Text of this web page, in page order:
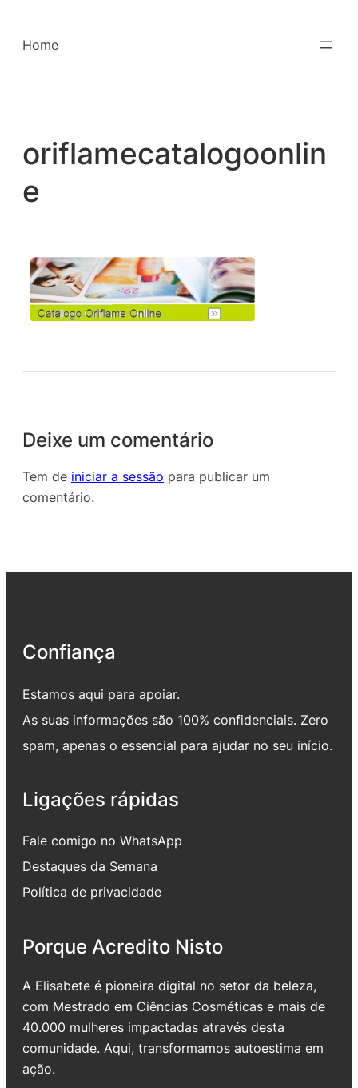
para
Home
oriflamecatalogoonlin
e
Deixe um comentário
Tem de iniciar a sessão para publicar um
comentário.
Confiança
Estamos aqui para apoiar.
As suas informações são 100% confidenciais. Zero
spam, apenas o essencial para ajudar no seu início.
Ligações rápidas
Fale comigo no WhatsApp
Destaques da Semana
Política de privacidade
Porque Acredito Nisto
A Elisabete é pioneira digital no setor da beleza,
com Mestrado em Ciências Cosméticas e mais de
40.000 mulheres impactadas através desta
comunidade. Aqui, transformamos autoestima em
ação.